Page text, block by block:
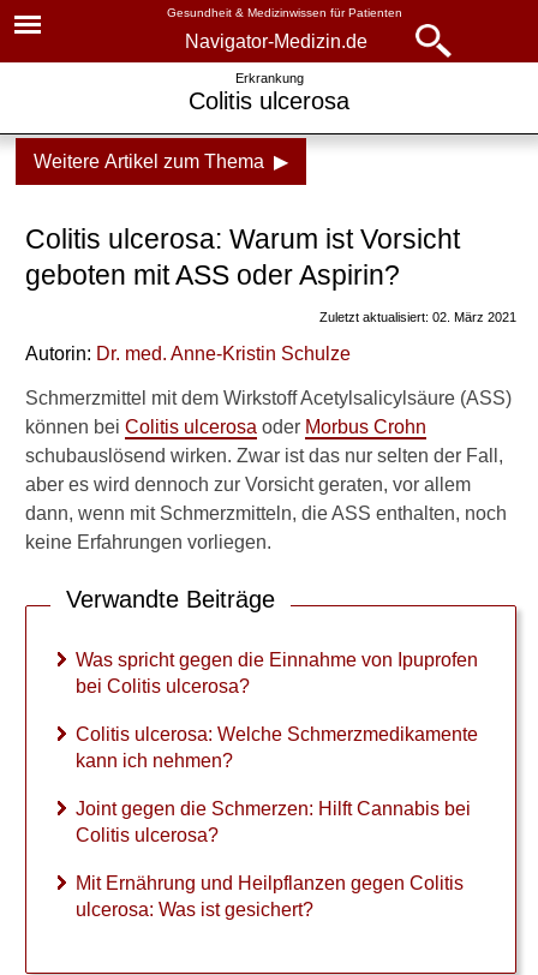
Gesundheit & Medizinwissen für Patienten
Navigator-Medizin.de
Erkrankung
Colitis ulcerosa
Weitere Artikel zum Thema ▶
Colitis ulcerosa: Warum ist Vorsicht
geboten mit ASS oder Aspirin?
Zuletzt aktualisiert: 02. März 2021
Autorin: Dr. med. Anne-Kristin Schulze
Schmerzmittel mit dem Wirkstoff Acetylsalicylsäure (ASS)
können bei Colitis ulcerosa oder Morbus Crohn
schubauslösend wirken. Zwar ist das nur selten der Fall,
aber es wird dennoch zur Vorsicht geraten, vor allem
dann, wenn mit Schmerzmitteln, die ASS enthalten, noch
keine Erfahrungen vorliegen.
Verwandte Beiträge
Was spricht gegen die Einnahme von Ipuprofen
bei Colitis ulcerosa?
Colitis ulcerosa: Welche Schmerzmedikamente
kann ich nehmen?
Joint gegen die Schmerzen: Hilft Cannabis bei
Colitis ulcerosa?
Mit Ernährung und Heilpflanzen gegen Colitis
ulcerosa: Was ist gesichert?
► News
► Diagnostik & Laborwerte
► Gesundheitsthemen
▾
Krankheiten
Ursachen, Behandlung,
Prognose
Linksseiten-Colitis
Proktosigmoiditis
Pancolitis
Pancolitis-Behandlung
Schützt Rauchen vor
Schub und Remission
Behandlung
Schmerzmedikamente bei
Colitis ulcerosa
Warum kein Ibuprofen bei